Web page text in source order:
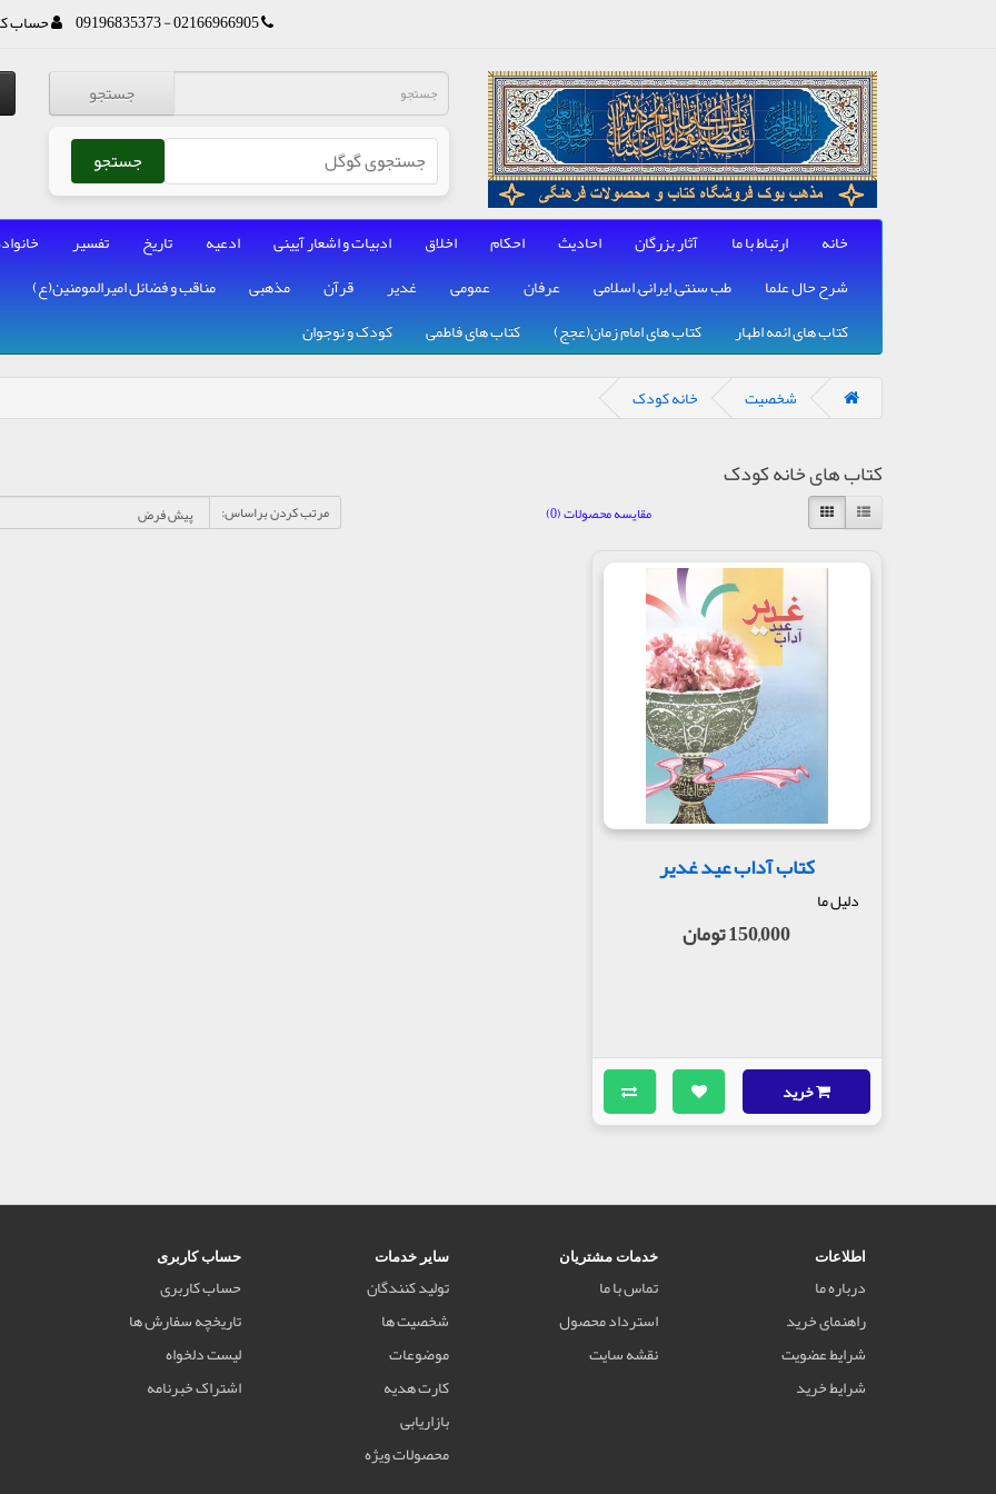
02166966905 - 09196835373 حساب
جستجو
جستجو
خانه ارتباط با ما آثار بزرگان احادیث احکام اخلاق ادبیات و اشعار آیینی ادعیه تاریخ تفسیر
شرح حال علما
طب سنتی, ایرانی, اسلامی عرفان عمومی غدیر قرآن مذهبی مناقب و فضائل امیرالمومنین(ع)
کتاب های ائمه اطهار
کتاب های امام زمان(عجج) کتاب های فاطمی کودک و نوجوان
شخصیت خانه کودک
کتاب های خانه کودک
مقایسه محصولات (0) مرتب کردن براساس:
کتاب آداب عید غدیر
دلیل ما
150,000 تومان
خرید
اطلاعات
درباره ما
راهنمای خرید
شرایط عضویت
شرایط خرید
خدمات مشتریان
تماس با ما
استرداد محصول
نقشه سایت
سایر خدمات
تولید کنندگان
شخصیت ها
موضوعات
کارت هدیه
بازاریابی
محصولات ویژه
حساب کاربری
حساب کاربری
تاریخچه سفارش ها
لیست دلخواه
اشتراک خبرنامه